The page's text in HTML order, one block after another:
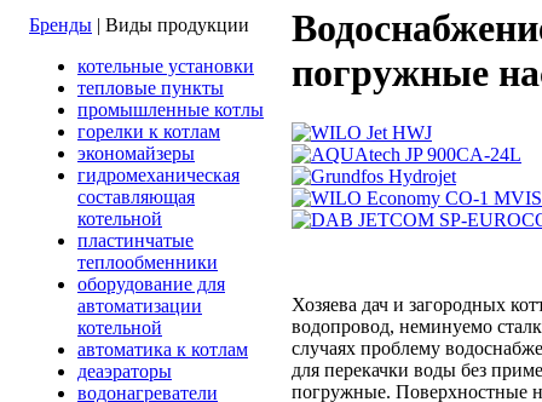
Бренды | Виды продукции
котельные установки
тепловые пункты
промышленные котлы
горелки к котлам
экономайзеры
гидромеханическая
составляющая
котельной
пластинчатые
теплообменники
оборудование для
автоматизации
котельной
автоматика к котлам
деаэраторы
водонагреватели
погружные
Хозяева дач и загородных
водопровод, неминуемо
случаях проблему
для перекачки воды без
погружные. Поверхностные